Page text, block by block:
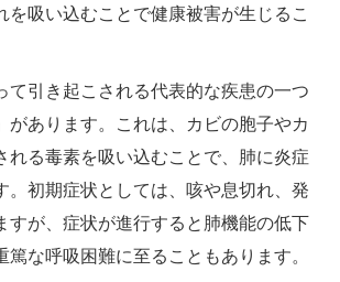
を吸い込むことで健康被害が生じるこ
て引き起こされる代表的な疾患の一つ
があります。これは、カビの胞子やカ
れる毒素を吸い込むことで、肺に炎症
。初期症状としては、咳や息切れ、発
すが、症状が進行すると肺機能の低下
篤な呼吸困難に至ることもあります。